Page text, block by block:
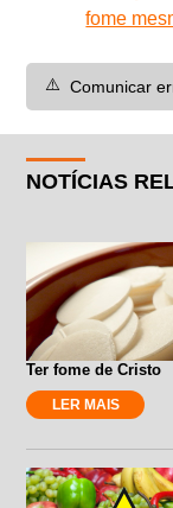
fome
⚠️ Comunicar
NOTÍCIAS
Ter fome de Cristo
LER MAIS